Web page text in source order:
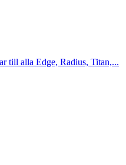
till alla Edge, Radius, Titan,...